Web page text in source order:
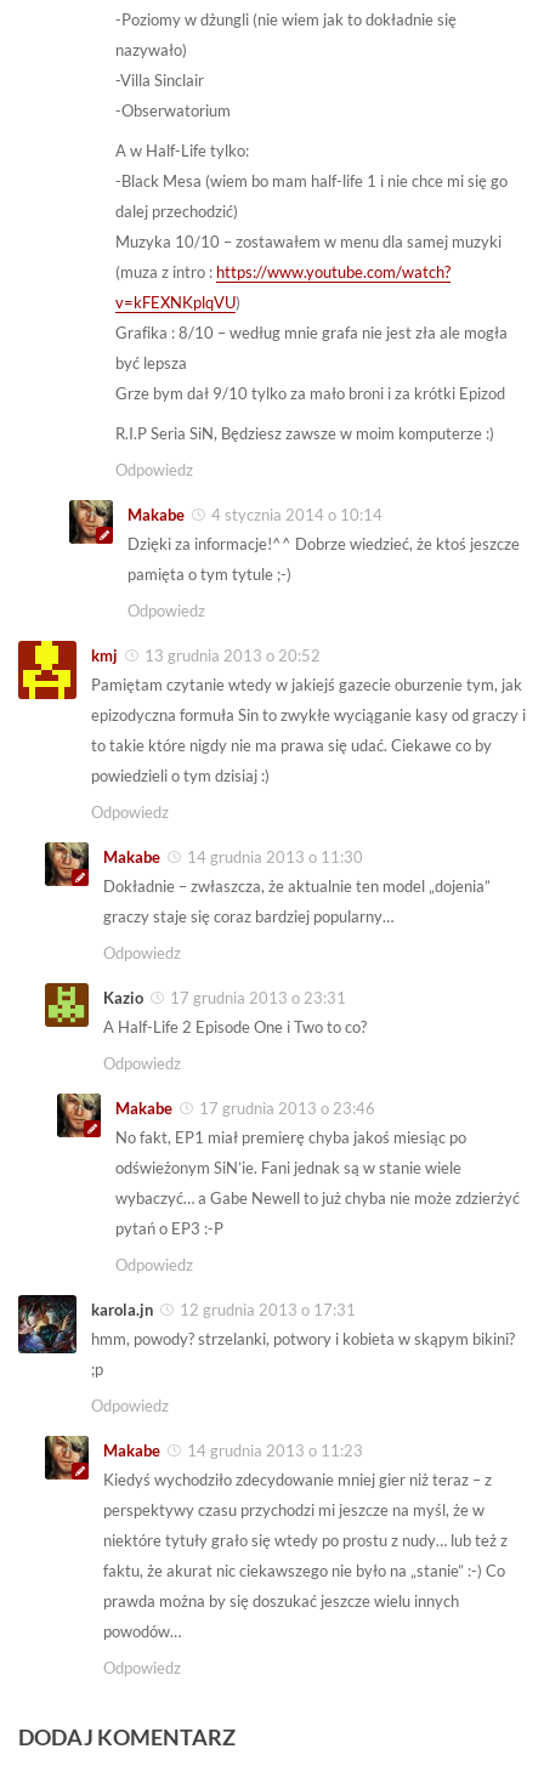
-Poziomy w dżungli (nie wiem jak to dokładnie się
nazywało)
-Villa Sinclair
-Obserwatorium
A w Half-Life tylko:
-Black Mesa (wiem bo mam half-life 1 i nie chce mi się go
dalej przechodzić)
Muzyka 10/10 – zostawałem w menu dla samej muzyki
(muza z intro : https://www.youtube.com/watch?
v=kFEXNKplqVU)
Grafika : 8/10 – według mnie grafa nie jest zła ale mogła
być lepsza
Grze bym dał 9/10 tylko za mało broni i za krótki Epizod
R.I.P Seria SiN, Będziesz zawsze w moim komputerze :)
Odpowiedz
Makabe
4 stycznia 2014 o 10:14
Dzięki za informacje!^^ Dobrze wiedzieć, że ktoś jeszcze
pamięta o tym tytule ;-)
Odpowiedz
kmj
13 grudnia 2013 o 20:52
Pamiętam czytanie wtedy w jakiejś gazecie oburzenie tym, jak
epizodyczna formuła Sin to zwykłe wyciąganie kasy od graczy i
to takie które nigdy nie ma prawa się udać. Ciekawe co by
powiedzieli o tym dzisiaj :)
Odpowiedz
Makabe
14 grudnia 2013 o 11:30
Dokładnie – zwłaszcza, że aktualnie ten model „dojenia”
graczy staje się coraz bardziej popularny…
Odpowiedz
Kazio
17 grudnia 2013 o 23:31
A Half-Life 2 Episode One i Two to co?
Odpowiedz
Makabe
17 grudnia 2013 o 23:46
No fakt, EP1 miał premierę chyba jakoś miesiąc po
odświeżonym SiN’ie. Fani jednak są w stanie wiele
wybaczyć… a Gabe Newell to już chyba nie może zdzierżyć
pytań o EP3 :-P
Odpowiedz
karola.jn
12 grudnia 2013 o 17:31
hmm, powody? strzelanki, potwory i kobieta w skąpym bikini?
;p
Odpowiedz
Makabe
14 grudnia 2013 o 11:23
Kiedyś wychodziło zdecydowanie mniej gier niż teraz – z
perspektywy czasu przychodzi mi jeszcze na myśl, że w
niektóre tytuły grało się wtedy po prostu z nudy… lub też z
faktu, że akurat nic ciekawszego nie było na „stanie” :-) Co
prawda można by się doszukać jeszcze wielu innych
powodów…
Odpowiedz
DODAJ KOMENTARZ